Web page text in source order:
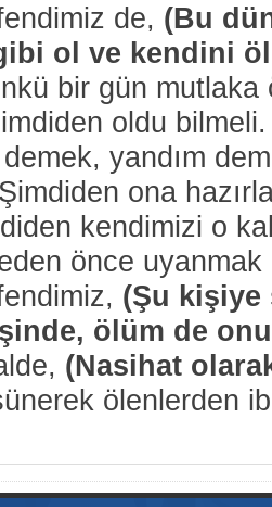
de, (Bu
ol ve kendini
bir gün
oldu
yandım
ona
kendimizi o
önce uyanmak
(Şu kişiye
ölüm de
(Nasihat
ölenlerden